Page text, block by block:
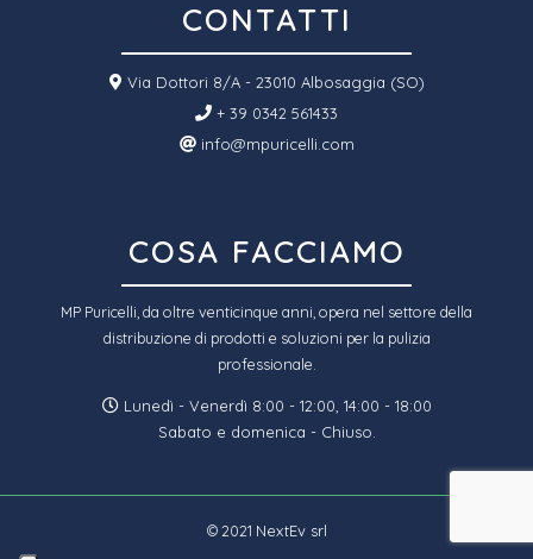
CONTATTI
Via Dottori 8/A - 23010 Albosaggia (SO)
+ 39 0342 561433
info@mpuricelli.com
COSA FACCIAMO
MP Puricelli, da oltre venticinque anni, opera nel settore della
distribuzione di prodotti e soluzioni per la pulizia
professionale.
Lunedì - Venerdì 8:00 - 12:00, 14:00 - 18:00
Sabato e domenica - Chiuso.
© 2021 NextEv srl